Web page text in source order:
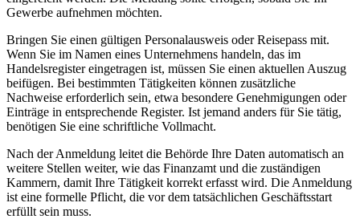
Gewerbe aufnehmen möchten.
Bringen Sie einen gültigen Personalausweis oder Reisepass mit.
Wenn Sie im Namen eines Unternehmens handeln, das im
Handelsregister eingetragen ist, müssen Sie einen aktuellen Auszug
beifügen. Bei bestimmten Tätigkeiten können zusätzliche
Nachweise erforderlich sein, etwa besondere Genehmigungen oder
Einträge in entsprechende Register. Ist jemand anders für Sie tätig,
benötigen Sie eine schriftliche Vollmacht.
Nach der Anmeldung leitet die Behörde Ihre Daten automatisch an
weitere Stellen weiter, wie das Finanzamt und die zuständigen
Kammern, damit Ihre Tätigkeit korrekt erfasst wird. Die Anmeldung
ist eine formelle Pflicht, die vor dem tatsächlichen Geschäftsstart
erfüllt sein muss.